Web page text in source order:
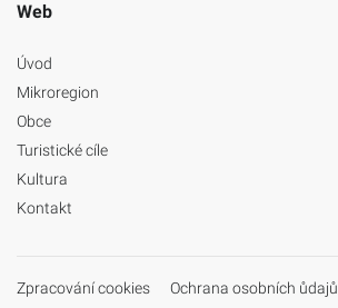
Web
Úvod
Mikroregion
Obce
Turistické cíle
Kultura
Kontakt
Zpracování cookies Ochrana osobních ůdajů